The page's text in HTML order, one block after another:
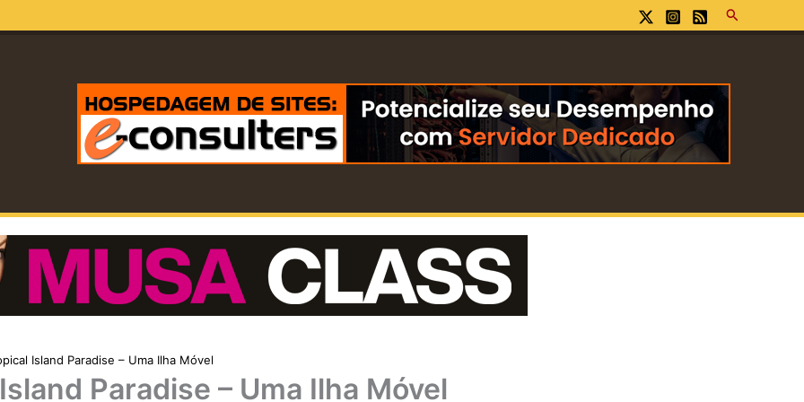
Pesquisar
Island Paradise – Uma Ilha Móvel
Paradise – Uma Ilha Móvel